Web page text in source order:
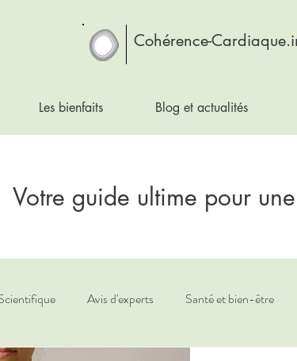
Cohérence-
Les bienfaits Blog et actualités
Votre guide ultime pour
Avis d'experts Santé et bien-être